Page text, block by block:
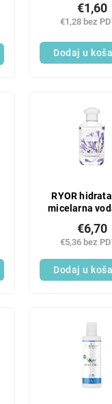
školjke, 45
€1,28 bez
€1,60
Dodaj u
RYOR
micelarna
€5,36 bez
€6,70
Dodaj u